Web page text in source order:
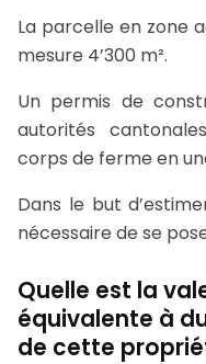
La parcelle en zone
mesure 4’300 m².
Un permis de
autorités
corps de ferme en
Dans le but
nécessaire de se
Quelle est la
équivalente à
de cette